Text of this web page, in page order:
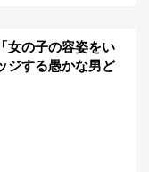
女の子の容姿をい
ジする愚かな男ど